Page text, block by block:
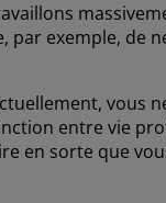
par exemple, de
vous
entre vie
en sorte que